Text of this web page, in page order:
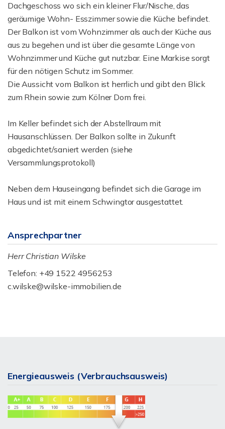
Dachgeschoss wo sich ein kleiner Flur/Nische, das
geräumige Wohn- Esszimmer sowie die Küche befindet.
Der Balkon ist vom Wohnzimmer als auch der Küche aus
aus zu begehen und ist über die gesamte Länge von
Wohnzimmer und Küche gut nutzbar. Eine Markise sorgt
für den nötigen Schutz im Sommer.
Die Aussicht vom Balkon ist herrlich und gibt den Blick
zum Rhein sowie zum Kölner Dom frei.
Im Keller befindet sich der Abstellraum mit
Hausanschlüssen. Der Balkon sollte in Zukunft
abgedichtet/saniert werden (siehe
Versammlungsprotokoll)
Neben dem Hauseingang befindet sich die Garage im
Haus und ist mit einem Schwingtor ausgestattet.
Ansprechpartner
Herr Christian Wilske
Telefon: +49 1522 4956253
c.wilske@wilske-immobilien.de
Energieausweis (Verbrauchsausweis)